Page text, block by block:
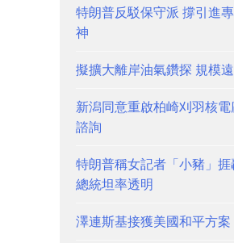
特朗普反駁保守派 撐引進
神
擬擴大離岸油氣鑽探 規模
新潟同意重啟柏崎刈羽核
諮詢
特朗普稱女記者「小豬」捱
總統坦率透明
澤連斯基接獲美國和平方